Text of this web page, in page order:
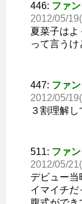
446: ファ
2012/05/
夏菜子はよ
って言う
447: ファ
2012/05/
３割理解し
511: ファ
2012/05/
デビュー当
イマイチだ